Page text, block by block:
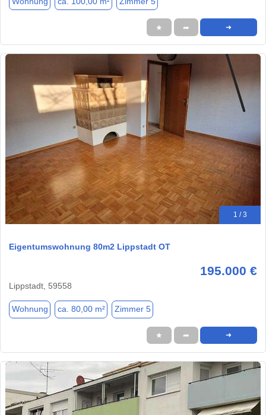
★ ➦ ➜
1 / 3
Eigentumswohnung 80m2 Lippstadt OT
195.000 €
Lippstadt, 59558
Wohnung ca. 80,00 m² Zimmer 5
★ ➦ ➜